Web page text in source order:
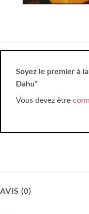
Soyez le premier à
Dahu”
Vous devez être
AVIS (0)